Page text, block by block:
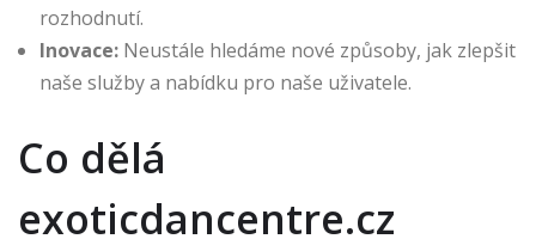
rozhodnutí.
Inovace: Neustále hledáme nové způsoby, jak zlepšit
naše služby a nabídku pro naše uživatele.
Co dělá
exoticdancentre.cz